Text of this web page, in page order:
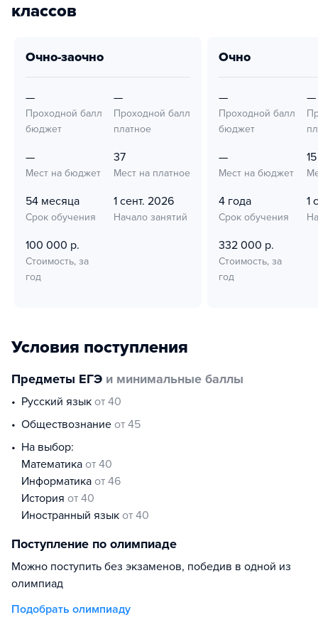
классов
очно-заочно
—
Проходной балл
бюджет
—
Проходной балл
платное
—
Мест на бюджет
37
Мест на платное
54 месяца
Срок обучения
1 сент. 2026
Начало занятий
100 000 р.
Стоимость, за
год
очно
—
Проходной балл
бюджет
—
—
Мест на бюджет
15
4 года
Срок обучения
1
332 000 р.
Стоимость, за
год
Условия поступления
Предметы ЕГЭ и минимальные баллы
русский язык от 40
обществознание от 45
На выбор:
математика от 40
информатика от 46
история от 40
иностранный язык от 40
Поступление по олимпиаде
Можно поступить без экзаменов, победив в одной из
олимпиад
Подобрать олимпиаду